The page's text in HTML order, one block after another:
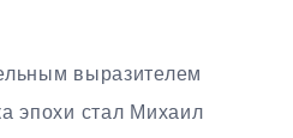
выразителем
эпохи стал Михаил